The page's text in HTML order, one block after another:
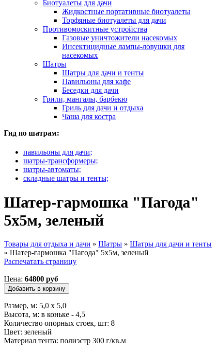
Биотуалеты для дачи
Жидкостные портативные биотуалеты
Торфяные биотуалеты для дачи
Противомоскитные устройства
Газовые уничтожители насекомых
Инсектицидные лампы-ловушки для
насекомых
Шатры
Шатры для дачи и тенты
Павильоны для кафе
Беседки для дачи
Грили, мангалы, барбекю
Гриль для дачи и отдыха
Чаша для костра
Гид по шатрам:
павильоны для дачи;
шатры-трансформеры;
шатры-автоматы;
складные шатры и тенты;
Шатер-гармошка "Пагода"
5х5м, зеленый
Вы здесь
Товары для отдыха и дачи » Шатры » Шатры для дачи и тенты
» Шатер-гармошка "Пагода" 5х5м, зеленый
Распечатать страницу
Цена: 64800 руб
Размер, м: 5,0 х 5,0
Высота, м: в коньке - 4,5
Количество опорных стоек, шт: 8
Цвет: зеленый
Материал тента: полиэстр 300 г/кв.м